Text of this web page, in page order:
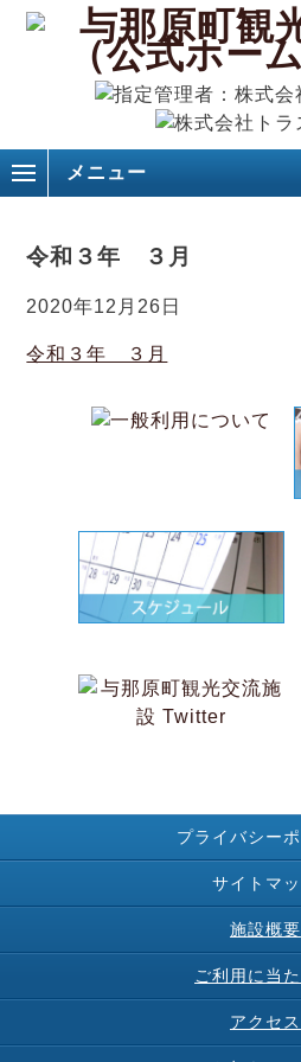
メニュー
令和３年 ３月
2020年12月26日
令和３年 ３月
プライバシー
サイトマ
施設概要
ご利用に当
アクセス